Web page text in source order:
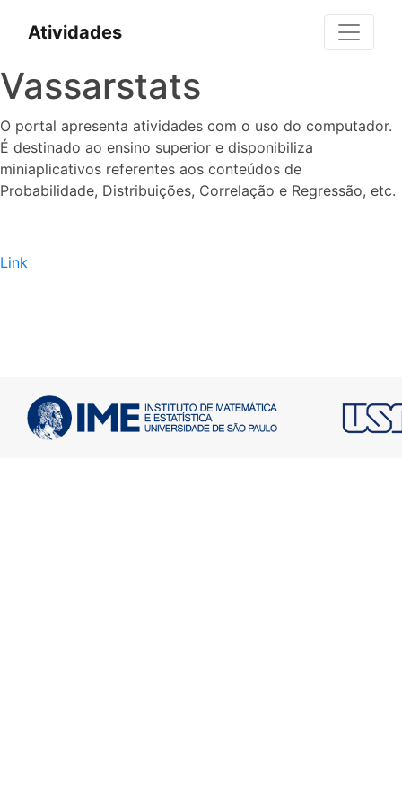
Atividades
Vassarstats
O portal apresenta atividades com o uso do computador.
É destinado ao ensino superior e disponibiliza
miniaplicativos referentes aos conteúdos de
Probabilidade, Distribuições, Correlação e Regressão, etc.
Link